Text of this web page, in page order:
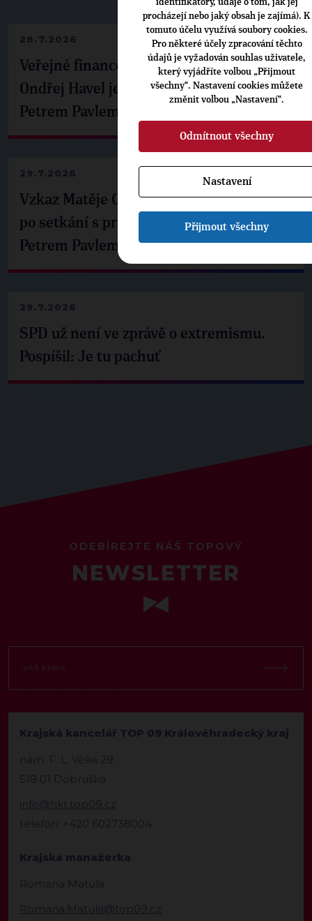
28.7.2026
Veřejné finance, euro i školství. Matěj
Ondřej Havel jednal s prezidentem
Petrem Pavlem
29.7.2026
Vzkaz Matěje Ondřeje Havla příznivcům
po setkání s prezidentem republiky
Petrem Pavlem
29.7.2026
SPD už není ve zprávě o extremismu.
Pospíšil: Je tu pachuť
ODEBÍREJTE NÁŠ TOPOVÝ
NEWSLETTER
Krajská kancelář TOP 09 Královéhradecký kraj
nám. F. L. Věka 29
518 01 Dobruška
info@hkr.top09.cz
telefon: +420 602738004
Krajská manažerka
Romana Matula
Romana.Matula@top09.cz
identifikátory, údaje o tom, jak jej
procházejí nebo jaký obsah je zajímá). K
tomuto účelu využívá soubory cookies.
Pro některé účely zpracování těchto
údajů je vyžadován souhlas uživatele,
který vyjádříte volbou „Přijmout
všechny“. Nastavení cookies můžete
změnit volbou „Nastavení“.
Odmítnout všechny
Nastavení
Přijmout všechny